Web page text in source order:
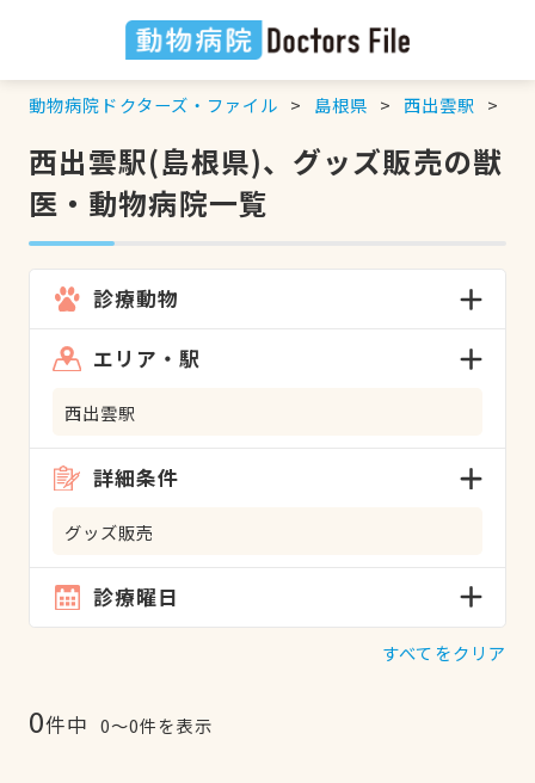
動物病院ドクターズ・ファイル 島根県 西出雲駅
西出雲駅(島根県)、グッズ販売の獣
医・動物病院一覧
診療動物
エリア・駅
西出雲駅
詳細条件
グッズ販売
診療曜日
すべてをクリア
0件中 0〜0件を表示